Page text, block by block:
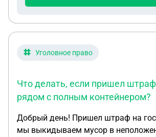
Уголовное право
Что делать, если пришел
рядом с полным контейнером?
Добрый день! Пришел штраф на
мы выкидываем мусор в